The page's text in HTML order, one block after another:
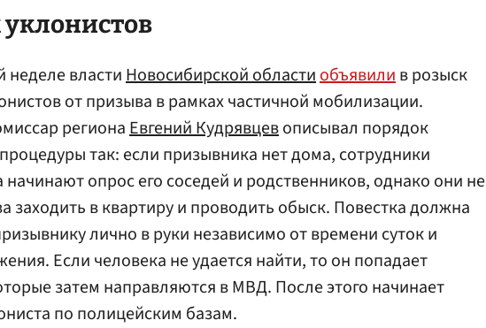
властиНовосибирской областиобъявилив розыск
от призыва в рамках частичной мобилизации.
регионаЕвгений Кудрявцевописывал порядок
так: если призывника нет дома, сотрудники
начинают опрос его соседей и родственников, однако они не
заходить в квартиру и проводить обыск. Повестка должна
лично в руки независимо от времени суток и
Если человека не удается найти, то он попадает
затем направляются в МВД. После этого начинает
по полицейским базам.